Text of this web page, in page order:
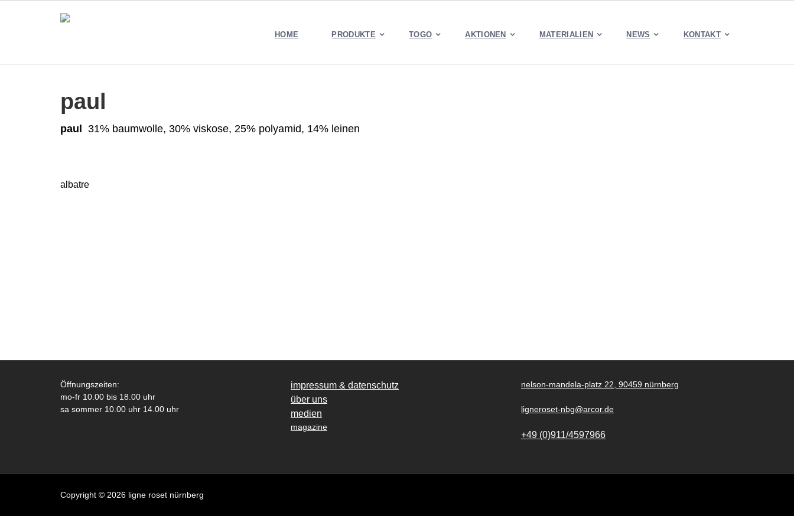
HOME PRODUKTE TOGO AKTIONEN MATERIALIEN NEWS KONTAKT
paul
paul 31% baumwolle, 30% viskose, 25% polyamid, 14% leinen
albatre
Öffnungszeiten:
mo-fr 10.00 bis 18.00 uhr
sa sommer 10.00 uhr 14.00 uhr
impressum & datenschutz
über uns
medien
magazine
nelson-mandela-platz 22, 90459 nürnberg
ligneroset-nbg@arcor.de
+49 (0)911/4597966
Copyright © 2026 ligne roset nürnberg